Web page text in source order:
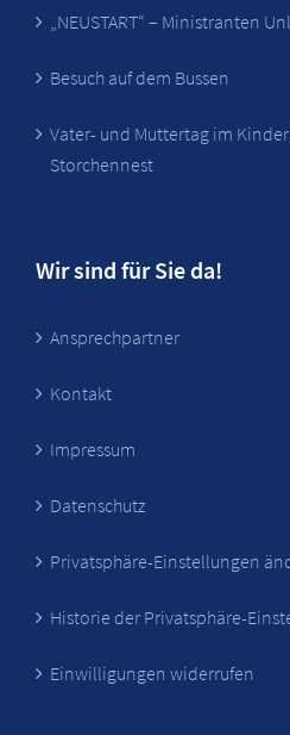
„NEUSTART“ – Ministranten
Besuch auf dem Bussen
Vater- und Muttertag im
Storchennest
Wir sind für Sie da!
Ansprechpartner
Kontakt
Impressum
Datenschutz
Privatsphäre-Einstellungen
Historie der Privatsphäre-
Einwilligungen widerrufen